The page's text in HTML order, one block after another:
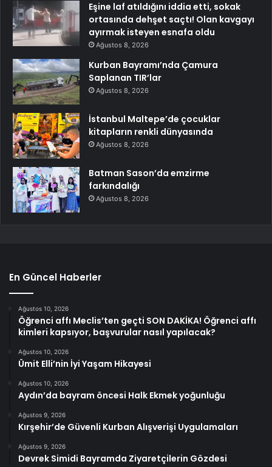
Eşine laf atıldığını iddia etti, sokak
ortasında dehşet saçtı! Olan kavgayı
ayırmak isteyen esnafa oldu
Ağustos 8, 2026
Kurban Bayramı’nda Çamura
Saplanan TIR’lar
Ağustos 8, 2026
İstanbul Maltepe’de çocuklar
kitapların renkli dünyasında
Ağustos 8, 2026
Batman Sason’da emzirme
farkındalığı
Ağustos 8, 2026
En Güncel Haberler
Ağustos 10, 2026
Öğrenci affı Meclis’ten geçti SON DAKİKA! Öğrenci affı
kimleri kapsıyor, başvurular nasıl yapılacak?
Ağustos 10, 2026
Ümit Elli’nin İyi Yaşam Hikayesi
Ağustos 10, 2026
Aydın’da bayram öncesi Halk Ekmek yoğunluğu
Ağustos 9, 2026
Kırşehir’de Güvenli Kurban Alışverişi Uygulamaları
Ağustos 9, 2026
Devrek Simidi Bayramda Ziyaretçilerin Gözdesi